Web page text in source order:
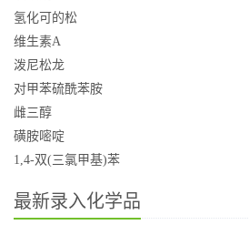
氢化可的松
维生素A
泼尼松龙
对甲苯硫酰苯胺
雌三醇
磺胺嘧啶
1,4-双(三氯甲基)苯
最新录入化学品